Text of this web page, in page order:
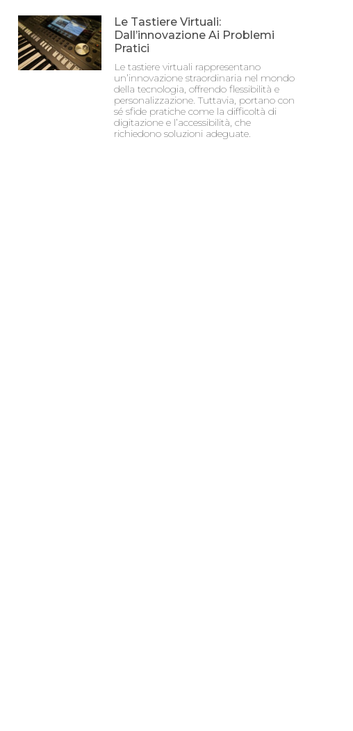
Le Tastiere Virtuali:
Dall’innovazione Ai Problemi
Pratici
Le tastiere virtuali rappresentano
un’innovazione straordinaria nel mondo
della tecnologia, offrendo flessibilità e
personalizzazione. Tuttavia, portano con
sé sfide pratiche come la difficoltà di
digitazione e l’accessibilità, che
richiedono soluzioni adeguate.